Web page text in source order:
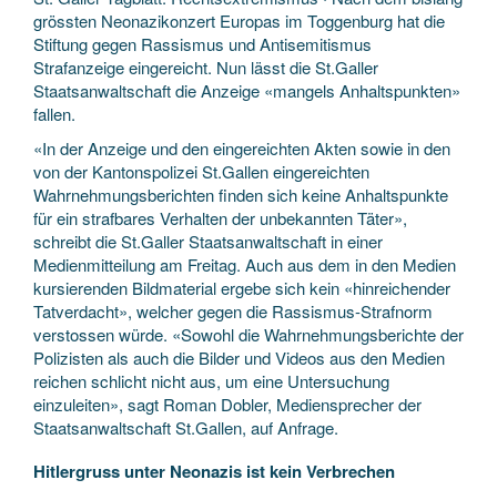
grössten Neonazikonzert Europas im Toggenburg hat die
Stiftung gegen Rassismus und Antisemitismus
Strafanzeige eingereicht. Nun lässt die St.Galler
Staatsanwaltschaft die Anzeige «mangels Anhaltspunkten»
fallen.
«In der Anzeige und den eingereichten Akten sowie in den
von der Kantonspolizei St.Gallen eingereichten
Wahrnehmungsberichten finden sich keine Anhaltspunkte
für ein strafbares Verhalten der unbekannten Täter»,
schreibt die St.Galler Staatsanwaltschaft in einer
Medienmitteilung am Freitag. Auch aus dem in den Medien
kursierenden Bildmaterial ergebe sich kein «hinreichender
Tatverdacht», welcher gegen die Rassismus-Strafnorm
verstossen würde. «Sowohl die Wahrnehmungsberichte der
Polizisten als auch die Bilder und Videos aus den Medien
reichen schlicht nicht aus, um eine Untersuchung
einzuleiten», sagt Roman Dobler, Mediensprecher der
Staatsanwaltschaft St.Gallen, auf Anfrage.
Hitlergruss unter Neonazis ist kein Verbrechen